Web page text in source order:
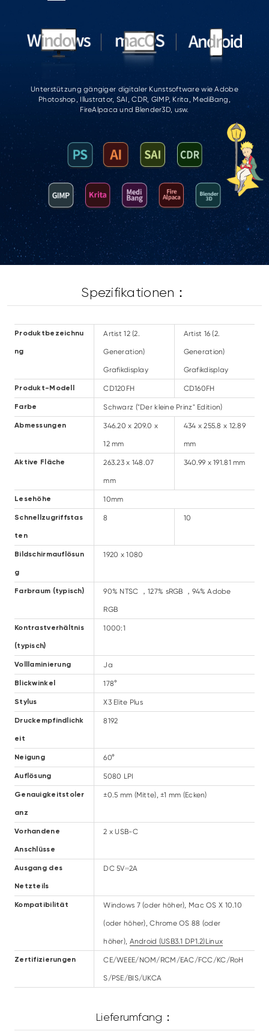
Unterstützung gängiger digitaler Kunstsoftware wie Adobe
Photoshop, Illustrator, SAI, CDR, GIMP, Krita, MediBang,
FireAlpaca und Blender3D, usw.
Spezifikationen：
Produktbezeichnu
ng
Artist 12 (2.
Generation)
Grafikdisplay
Artist 16 (2.
Generation)
Grafikdisplay
Produkt-Modell CD120FH CD160FH
Farbe Schwarz ("Der kleine Prinz" Edition)
Abmessungen 346.20 x 209.0 x
12 mm
434 x 255.8 x 12.89
mm
Aktive Fläche 263.23 x 148.07
mm
340.99 x 191.81 mm
Lesehöhe 10mm
Schnellzugriffstas
ten
8 10
Bildschirmauflösun
g
1920 x 1080
Farbraum (typisch) 90% NTSC ，127% sRGB ，94% Adobe
RGB
Kontrastverhältnis
(typisch)
1000:1
Volllaminierung Ja
Blickwinkel 178°
Stylus X3 Elite Plus
Druckempfindlichk
eit
8192
Neigung 60°
Auflösung 5080 LPI
Genauigkeitstoler
anz
±0.5 mm (Mitte), ±1 mm (Ecken)
Vorhandene
Anschlüsse
2 x USB-C
Ausgang des
Netzteils
DC 5V⎓2A
Kompatibilität Windows 7 (oder höher), Mac OS X 10.10
(oder höher), Chrome OS 88 (oder
höher), Android (USB3.1 DP1.2)Linux
Zertifizierungen CE/WEEE/NOM/RCM/EAC/FCC/KC/RoH
S/PSE/BIS/UKCA
Lieferumfang：